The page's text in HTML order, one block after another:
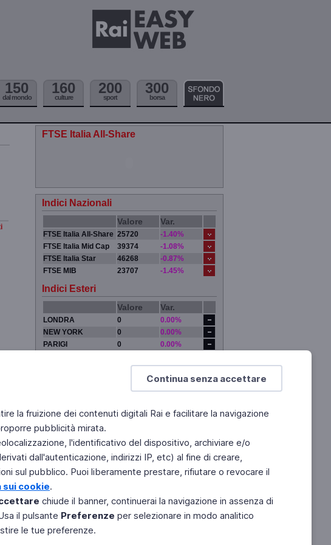
Continua senza accettare
la fruizione dei contenuti digitali Rai e facilitare la navigazione
pubblicità mirata.
l'identificativo del dispositivo, archiviare e/o
dall'autenticazione, indirizzi IP, etc) al fine di creare,
sul pubblico. Puoi liberamente prestare, rifiutare o revocare il
cookie.
chiude il banner, continuerai la navigazione in assenza di
il pulsante Preferenze per selezionare in modo analitico
le tue preferenze.
150
dal mondo
160
culture
200
sport
300
borsa
FTSE Italia All-Share
Indici Nazionali
Valore Var.
FTSE Italia All-Share 25720
-1.40%
FTSE Italia Mid Cap
39374
-1.08%
FTSE Italia Star
46268
-0.87%
FTSE MIB
23707 -1.45%
Indici Esteri
Valore Var.
LONDRA 0
0.00%
NEW YORK
0
0.00%
PARIGI
0
0.00%